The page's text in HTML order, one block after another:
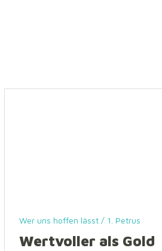
Wer uns hoffen lässt / 1. Petrus
Wertvoller als Gold